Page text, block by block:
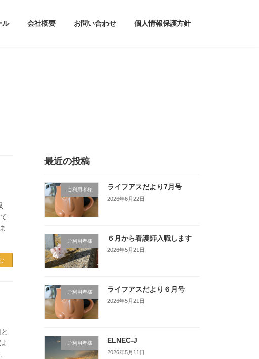
ル 会社概要 お問い合わせ 個人情報保護方針
最近の投稿
ご利用者様 ライフアスだより7月号
2026年6月22日
ご利用者様 ６月から看護師入職します
2026年5月21日
ご利用者様 ライフアスだより６月号
2026年5月21日
ご利用者様 ELNEC-J
2026年5月11日